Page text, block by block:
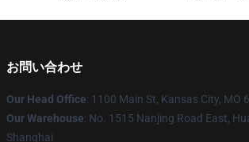
お問い合わせ
Our Head Office: 1100 Main St, Kansas City, MO
Our Warehouse: No. 1515 Nanjing Road East,
Shanghai